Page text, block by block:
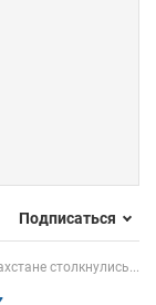
Подписаться
столкнулись...